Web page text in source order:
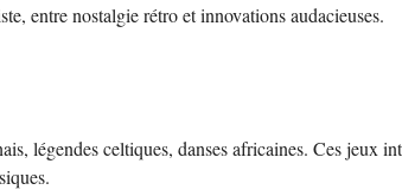
entre nostalgie rétro et innovations audacieuses.
légendes celtiques, danses africaines. Ces jeux